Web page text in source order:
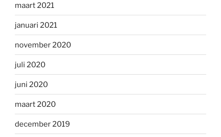
maart 2021
januari 2021
november 2020
juli 2020
juni 2020
maart 2020
december 2019